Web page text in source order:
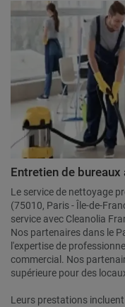
Entretien de bureaux
Le service de nettoyage
(75010, Paris - Île-de-
service avec Cleanolia
Nos partenaires dans le
l'expertise de
commercial. Nos
supérieure pour des
Leurs prestations incluent